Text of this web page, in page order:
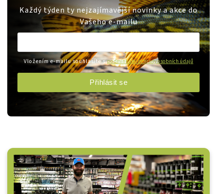
Každý týden ty nejzajímavější novinky a akce do
Vašeho e-mailu
Vložením e-mailu souhlasíte spodmínkami ochrany osobních údajů
Přihlásit se